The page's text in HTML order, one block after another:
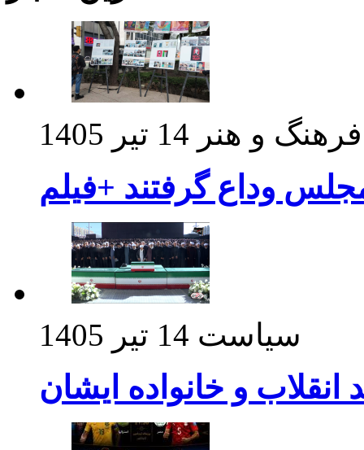
فرهنگ و هنر 14 تیر 1405
وداع گرفتند +فیلم
سیاست 14 تیر 1405
انقلاب و خانواده ایشان